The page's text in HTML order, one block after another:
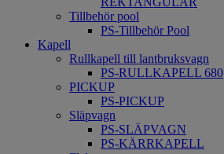
Tillbehör pool
PS-Tillbehör Pool
Kapell
Rullkapell till lantbruksvagn
PS-RULLKAPELL 680
PICKUP
PS-PICKUP
Släpvagn
PS-SLÄPVAGN
PS-KÄRRKAPELL